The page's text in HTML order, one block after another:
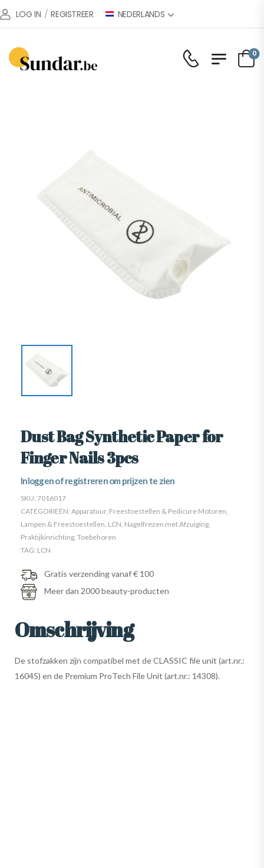
LOG IN / REGISTREER NEDERLANDS
0
Dust Bag Synthetic Paper for
Finger Nails 3pcs
Inloggen of registreren om prijzen te zien
SKU: 7016017
CATEGORIEËN: Apparatuur, Freestoestellen & Pedicure Motoren
Lampen & Freestoestellen LCN Nagelfrezen met Afzuiging
Praktijkinrichting Toebehoren
TAG: LCN
Gratis verzending vanaf € 100
Meer dan 2000 beauty-producten
Omschrijving
De stofzakken zijn compatibel met de CLASSIC file unit (art.nr.:
16045) en de Premium ProTech File Unit (art.nr.: 14308).